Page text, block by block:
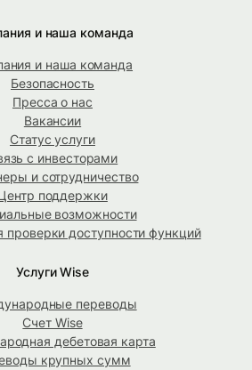
и наша команда
и наша команда
Безопасность
Пресса о нас
Вакансии
Статус услуги
с инвесторами
и сотрудничество
поддержки
возможности
проверки доступности функций
Услуги Wise
переводы
Счет Wise
дебетовая карта
крупных сумм